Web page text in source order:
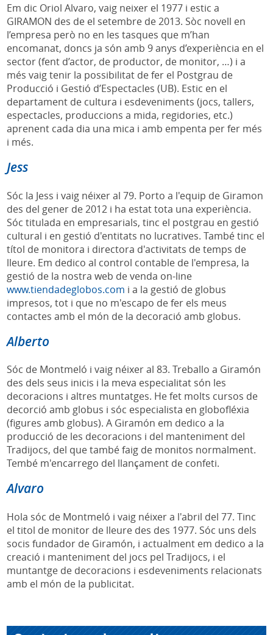
Em dic Oriol Alvaro, vaig neixer el 1977 i estic a
GIRAMON des de el setembre de 2013. Sòc novell en
l’empresa però no en les tasques que m’han
encomanat, doncs ja són amb 9 anys d’experiència en el
sector (fent d’actor, de productor, de monitor, …) i a
més vaig tenir la possibilitat de fer el Postgrau de
Producció i Gestió d’Espectacles (UB). Estic en el
departament de cultura i esdeveniments (jocs, tallers,
espectacles, produccions a mida, regidories, etc.)
aprenent cada dia una mica i amb empenta per fer més
i més.
Jess
Sóc la Jess i vaig néixer al 79. Porto a l'equip de Giramon
des del gener de 2012 i ha estat tota una experiència.
Sóc titulada en empresarials, tinc el postgrau en gestió
cultural i en gestió d'entitats no lucratives. També tinc el
títol de monitora i directora d'activitats de temps de
lleure. Em dedico al control contable de l'empresa, la
gestió de la nostra web de venda on-line
www.tiendadeglobos.com i a la gestió de globus
impresos, tot i que no m'escapo de fer els meus
contactes amb el món de la decoració amb globus.
Alberto
Sóc de Montmeló i vaig néixer al 83. Treballo a Giramón
des dels seus inicis i la meva especialitat són les
decoracions i altres muntatges. He fet molts cursos de
decorció amb globus i sóc especialista en globofléxia
(figures amb globus). A Giramón em dedico a la
producció de les decoracions i del manteniment del
Tradijocs, del que també faig de monitos normalment.
Tembé m'encarrego del llançament de confeti.
Alvaro
Hola sóc de Montmeló i vaig néixer a l'abril del 77. Tinc
el titol de monitor de lleure des des 1977. Sóc uns dels
socis fundador de Giramón, i actualment em dedico a la
creació i manteniment del jocs pel Tradijocs, i el
muntantge de decoracions i esdeveniments relacionats
amb el món de la publicitat.